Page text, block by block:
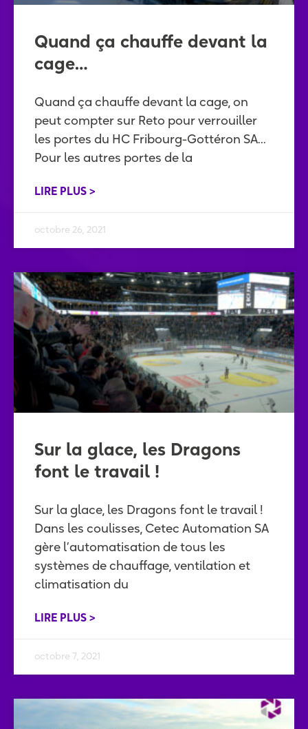
Quand ça chauffe devant la
cage…
Quand ça chauffe devant la cage, on
peut compter sur Reto pour verrouiller
les portes du HC Fribourg-Gottéron SA…
Pour les autres portes de la
LIRE PLUS >
octobre 26, 2021
Sur la glace, les Dragons
font le travail !
Sur la glace, les Dragons font le travail !
Dans les coulisses, Cetec Automation SA
gère l’automatisation de tous les
systèmes de chauffage, ventilation et
climatisation du
LIRE PLUS >
octobre 7, 2021